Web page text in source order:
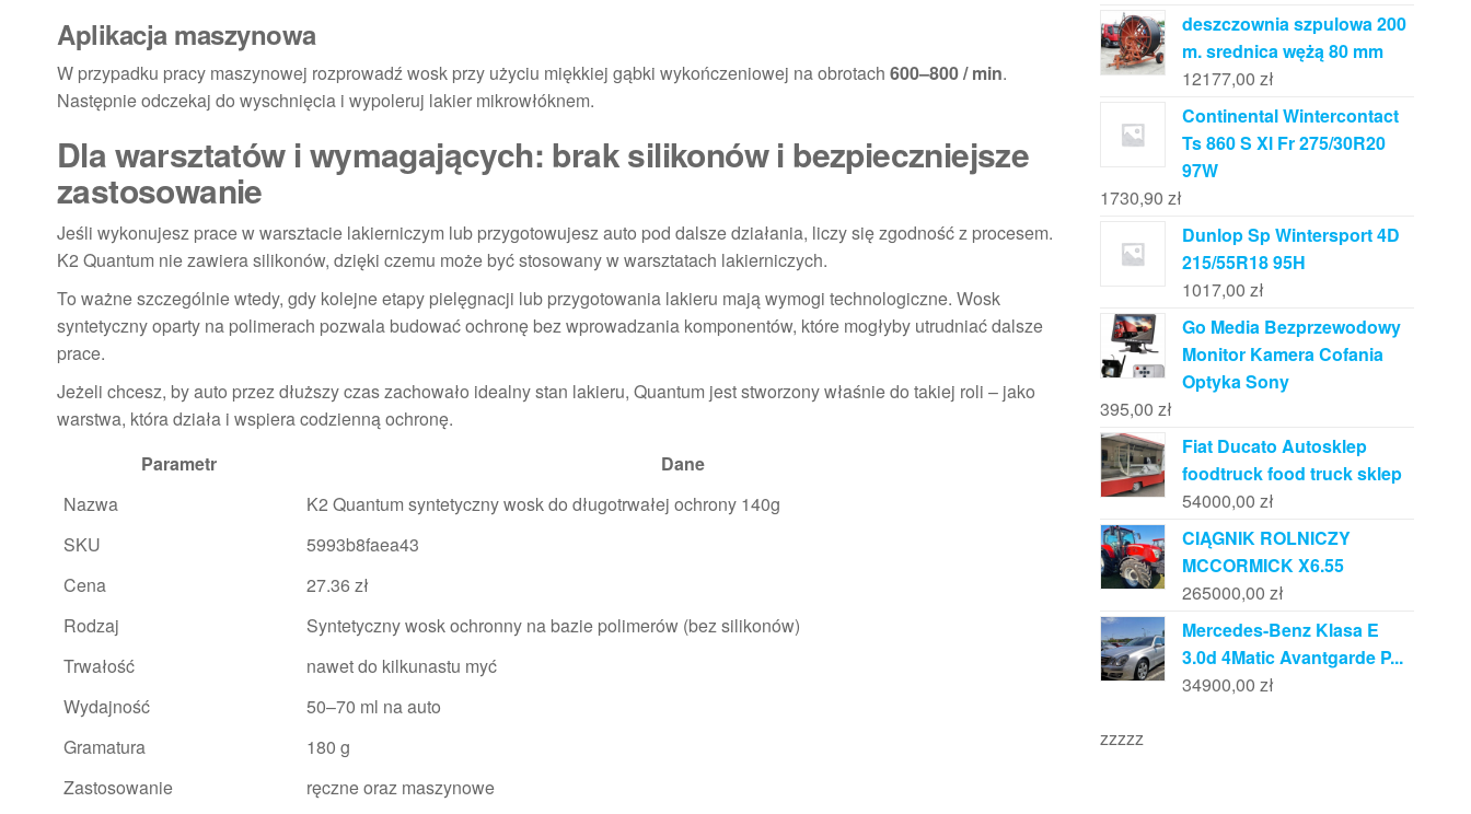
Aplikacja maszynowa
W przypadku pracy maszynowej rozprowadź wosk przy użyciu miękkiej gąbki wykończeniowej na obrotach 600–800 / min.
Następnie odczekaj do wyschnięcia i wypoleruj lakier mikrowłóknem.
Dla warsztatów i wymagających: brak silikonów i bezpieczniejsze
zastosowanie
Jeśli wykonujesz prace w warsztacie lakierniczym lub przygotowujesz auto pod dalsze działania, liczy się zgodność z procesem.
K2 Quantum nie zawiera silikonów, dzięki czemu może być stosowany w warsztatach lakierniczych.
To ważne szczególnie wtedy, gdy kolejne etapy pielęgnacji lub przygotowania lakieru mają wymogi technologiczne. Wosk
syntetyczny oparty na polimerach pozwala budować ochronę bez wprowadzania komponentów, które mogłyby utrudniać dalsze
prace.
Jeżeli chcesz, by auto przez dłuższy czas zachowało idealny stan lakieru, Quantum jest stworzony właśnie do takiej roli – jako
warstwa, która działa i wspiera codzienną ochronę.
Parametr
Dane
Nazwa
K2 Quantum syntetyczny wosk do długotrwałej ochrony 140g
SKU
5993b8faea43
Cena
27.36 zł
Rodzaj
Syntetyczny wosk ochronny na bazie polimerów (bez silikonów)
Trwałość
nawet do kilkunastu myć
Wydajność
50–70 ml na auto
Gramatura
180 g
Zastosowanie
ręczne oraz maszynowe
deszczownia szpulowa 200
m. srednica wężą 80 mm
12177,00 zł
Continental Wintercontact
Ts 860 S Xl Fr 275/30R20
97W
1730,90 zł
Dunlop Sp Wintersport 4D
215/55R18 95H
1017,00 zł
Go Media Bezprzewodowy
Monitor Kamera Cofania
Optyka Sony
395,00 zł
Fiat Ducato Autosklep
foodtruck food truck sklep
54000,00 zł
CIĄGNIK ROLNICZY
MCCORMICK X6.55
265000,00 zł
Mercedes-Benz Klasa E
3.0d 4Matic Avantgarde P...
34900,00 zł
zzzzz